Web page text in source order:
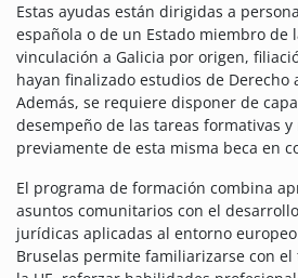
Estas ayudas están dirigidas a
española o de un Estado miembro de
vinculación a Galicia por origen,
hayan finalizado estudios de Derecho
Además, se requiere disponer de
desempeño de las tareas formativas
previamente de esta misma beca en
El programa de formación combina
asuntos comunitarios con el
jurídicas aplicadas al entorno
Bruselas permite familiarizarse con